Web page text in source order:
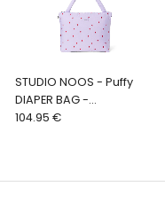
STUDIO NOOS - Puffy
DIAPER BAG -
přebalovací taška |
104.95 €